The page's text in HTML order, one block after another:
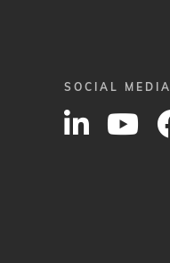
SOCIAL MEDIA